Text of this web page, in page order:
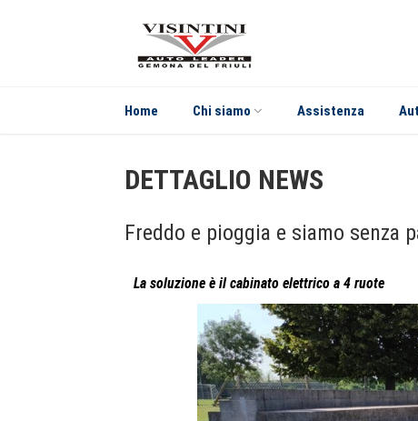
Home Chi siamo Assistenza
DETTAGLIO NEWS
Freddo e pioggia e siamo senza
La soluzione è il cabinato elettrico a 4 ruote